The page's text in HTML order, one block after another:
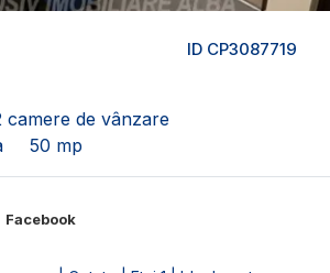
ID CP3087719
camere de vânzare
50 mp
Facebook